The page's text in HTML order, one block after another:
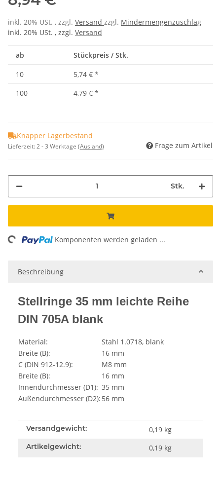
inkl. 20% USt. , zzgl. Versand zzgl. Mindermengenzuschlag
inkl. 20% USt. , zzgl. Versand
ab Stückpreis / Stk.
10 5,74 € *
100
4,79 € *
Knapper Lagerbestand
Lieferzeit:2 - 3 Werktage (Ausland) Frage zum Artikel
Stk.
Komponenten werden geladen ...
Beschreibung
Stellringe 35 mm leichte Reihe
DIN 705A blank
Material:
Stahl 1.0718, blank
Breite (B):
16 mm
C (DIN 912-12.9):
M8 mm
Breite (B):
16 mm
Innendurchmesser (D1): 35 mm
Außendurchmesser (D2): 56 mm
Versandgewicht: 0,19 kg
Artikelgewicht: 0,19 kg